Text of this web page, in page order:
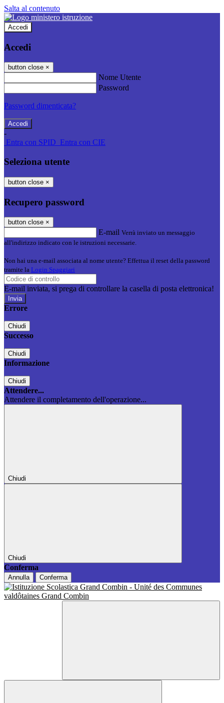
Salta al contenuto
Accedi
Accedi
button close ×
Nome Utente
Password
Password dimenticata?
-
Entra con SPID Entra con CIE
Seleziona utente
button close ×
Recupero password
button close ×
E-mail Verrà inviato un messaggio
all'indirizzo indicato con le istruzioni necessarie.
Non hai una e-mail associata al nome utente? Effettua il reset della password
tramite la Login Spaggiari
E-mail inviata, si prega di controllare la casella di posta elettronica!
Errore
Chiudi
Successo
Chiudi
Informazione
Chiudi
Attendere...
Attendere il completamento dell'operazione...
Chiudi
Chiudi
Conferma
Annulla Conferma